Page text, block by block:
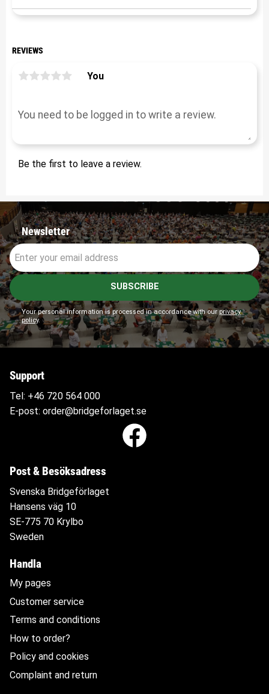
REVIEWS
You
Be the first to leave a review.
Newsletter
SUBSCRIBE
Your personal information is processed in accordance with our privacy
policy.
Support
Tel: +46 720 564 000
E-post: order@bridgeforlaget.se
Post & Besöksadress
Svenska Bridgeförlaget
Hansens väg 10
SE-775 70 Krylbo
Sweden
Handla
My pages
Customer service
Terms and conditions
How to order?
Policy and cookies
Complaint and return